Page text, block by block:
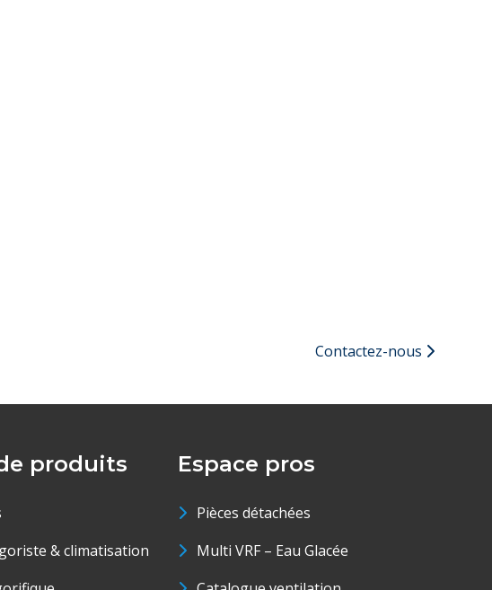
Contactez-nous
produits
& climatisation
Espace pros
Pièces détachées
Multi VRF – Eau Glacée